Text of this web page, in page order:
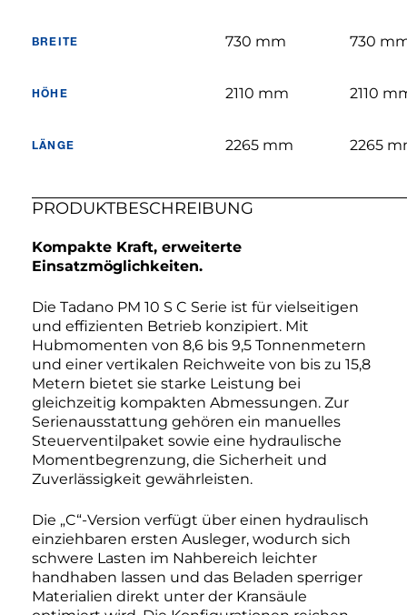
BREITE 730 mm 730
HÖHE 2110 mm 2110
LÄNGE 2265 mm 2265
PRODUKTBESCHREIBUNG
Kompakte Kraft, erweiterte
Einsatzmöglichkeiten.
Die Tadano PM 10 S C Serie ist für vielseitigen
und effizienten Betrieb konzipiert. Mit
Hubmomenten von 8,6 bis 9,5 Tonnenmetern
und einer vertikalen Reichweite von bis zu 15,8
Metern bietet sie starke Leistung bei
gleichzeitig kompakten Abmessungen. Zur
Serienausstattung gehören ein manuelles
Steuerventilpaket sowie eine hydraulische
Momentbegrenzung, die Sicherheit und
Zuverlässigkeit gewährleisten.
Die „C“-Version verfügt über einen hydraulisch
einziehbaren ersten Ausleger, wodurch sich
schwere Lasten im Nahbereich leichter
handhaben lassen und das Beladen sperriger
Materialien direkt unter der Kransäule